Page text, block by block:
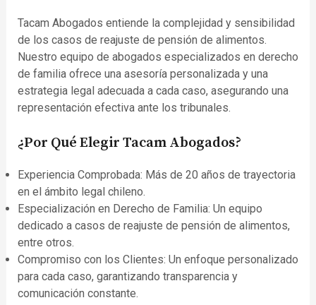
Tacam Abogados entiende la complejidad y sensibilidad
de los casos de reajuste de pensión de alimentos.
Nuestro equipo de abogados especializados en derecho
de familia ofrece una asesoría personalizada y una
estrategia legal adecuada a cada caso, asegurando una
representación efectiva ante los tribunales.
¿Por Qué Elegir Tacam Abogados?
Experiencia Comprobada: Más de 20 años de trayectoria
en el ámbito legal chileno.
Especialización en Derecho de Familia: Un equipo
dedicado a casos de reajuste de pensión de alimentos,
entre otros.
Compromiso con los Clientes: Un enfoque personalizado
para cada caso, garantizando transparencia y
comunicación constante.